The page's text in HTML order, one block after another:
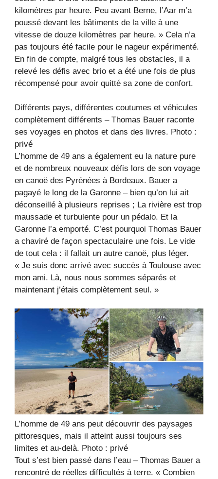
kilomètres par heure. Peu avant Berne, l’Aar m’a
poussé devant les bâtiments de la ville à une
vitesse de douze kilomètres par heure. » Cela n’a
pas toujours été facile pour le nageur expérimenté.
En fin de compte, malgré tous les obstacles, il a
relevé les défis avec brio et a été une fois de plus
récompensé pour avoir quitté sa zone de confort.
Différents pays, différentes coutumes et véhicules
complètement différents – Thomas Bauer raconte
ses voyages en photos et dans des livres. Photo :
privé
L’homme de 49 ans a également eu la nature pure
et de nombreux nouveaux défis lors de son voyage
en canoë des Pyrénées à Bordeaux. Bauer a
pagayé le long de la Garonne – bien qu’on lui ait
déconseillé à plusieurs reprises ; La rivière est trop
maussade et turbulente pour un pédalo. Et la
Garonne l’a emporté. C’est pourquoi Thomas Bauer
a chaviré de façon spectaculaire une fois. Le vide
de tout cela : il fallait un autre canoë, plus léger.
« Je suis donc arrivé avec succès à Toulouse avec
mon ami. Là, nous nous sommes séparés et
maintenant j’étais complètement seul. »
L’homme de 49 ans peut découvrir des paysages
pittoresques, mais il atteint aussi toujours ses
limites et au-delà. Photo : privé
Tout s’est bien passé dans l’eau – Thomas Bauer a
rencontré de réelles difficultés à terre. « Combien